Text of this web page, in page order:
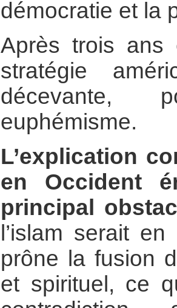
démocratie et la
Après trois
stratégie
décevante,
euphémisme.
L’explication
en Occident
principal
l’islam serait
prône la fusion
et spirituel, ce